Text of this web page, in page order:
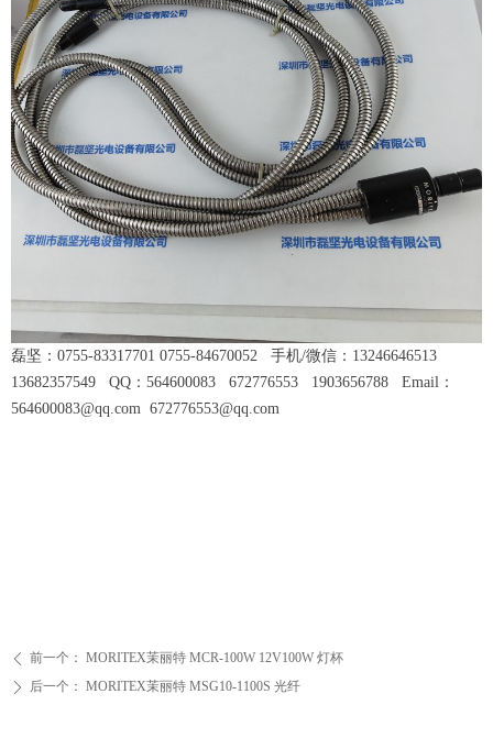
磊坚：0755-83317701 0755-84670052 手机/微信：13246646513
13682357549 QQ：564600083 672776553 1903656788 Email：
564600083@qq.com 672776553@qq.com
ꄴ 前一个： MORITEX茉丽特 MCR-100W 12V100W 灯杯
ꄲ 后一个： MORITEX茉丽特 MSG10-1100S 光纤